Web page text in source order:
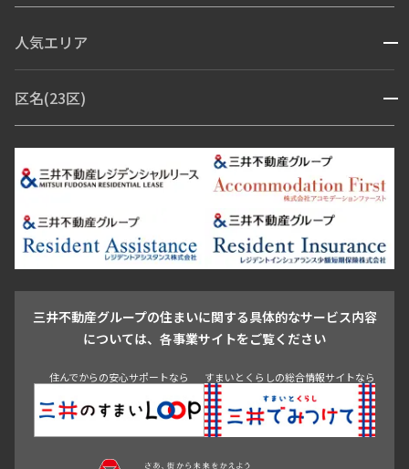
ブランドマンション
人気エリア 開閉
青山・表参道・原宿
市ヶ谷・神楽坂・飯田橋
三田・芝・浜松町
芝浦・汐留・品川
月島・勝どき・豊洲
本郷・春日・小石川
目白・高田馬場・早稲田
池尻大橋・三軒茶屋
祐天寺・学芸大学・自由が丘
駒沢・用賀・二子玉川
成城・砧
池袋・板橋・王子
青山 渋谷 東京・大手町 新宿 品川
目黒・中目黒
区名(23区) 開閉
江東区 台東区 墨田区
中野区
豊島区
杉並区 板橋区 練馬区 荒川区
足立区
葛飾区
江戸川区
三井不動産グループの住まいに関する具体的なサービス内容
については、各事業サイトをご覧ください
住んでからの安心サポートなら すまいとくらしの総合情報サイトなら